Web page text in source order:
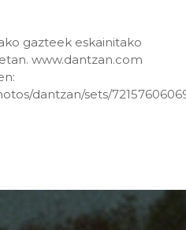
gazteek eskainitako
www.dantzan.com
dantzan/sets/